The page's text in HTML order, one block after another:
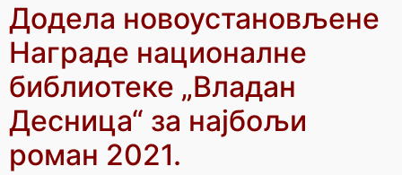
Додела новоустановљене
Награде националне
библиотеке „Владан
Десница“ за најбољи
роман 2021.